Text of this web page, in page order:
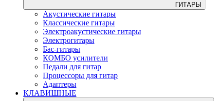
ГИТАРЫ
Акустические гитары
Классические гитары
Электроакустические гитары
Электрогитары
Бас-гитары
КОМБО усилители
Педали для гитар
Процессоры для гитар
Адаптеры
КЛАВИШНЫЕ